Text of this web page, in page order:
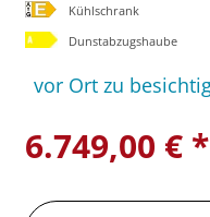
Kühlschrank
Dunstabzugshaube
vor Ort zu
6.749,00 € *